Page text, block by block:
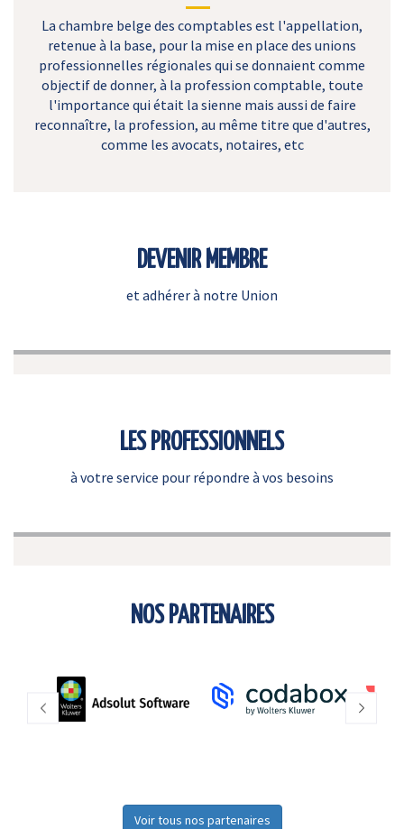
La chambre belge des comptables est l'appellation,
retenue à la base, pour la mise en place des unions
professionnelles régionales qui se donnaient comme
objectif de donner, à la profession comptable, toute
l'importance qui était la sienne mais aussi de faire
reconnaître, la profession, au même titre que d'autres,
comme les avocats, notaires, etc
DEVENIR MEMBRE
et adhérer à notre Union
LES PROFESSIONNELS
à votre service pour répondre à vos besoins
NOS PARTENAIRES
Voir tous nos partenaires